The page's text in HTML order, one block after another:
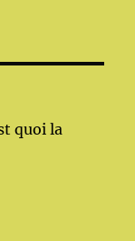
quoi la